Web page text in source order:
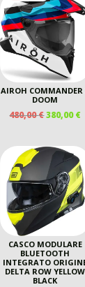
AIROH COMMANDER
DOOM
480,00€IL
ERA:
480,00 €.
380,00€IL
CASCO MODULARE
BLUETOOTH
INTEGRATO
DELTA ROW YELLOW
BLACK